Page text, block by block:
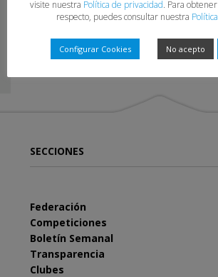
SECCIONES
Federación
Competiciones
Boletín Semanal
Transparencia
Clubes
visite nuestra Política de privacidad. Para
respecto, puedes consultar nuestra
Configurar Cookies No acepto